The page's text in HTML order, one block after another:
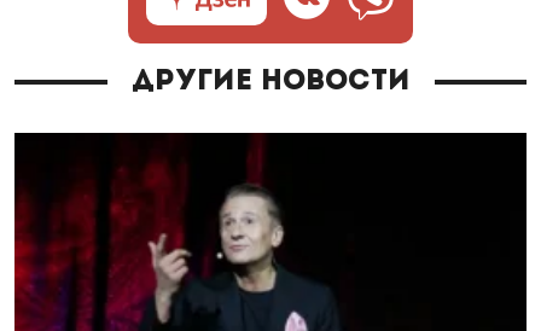
Другие новости